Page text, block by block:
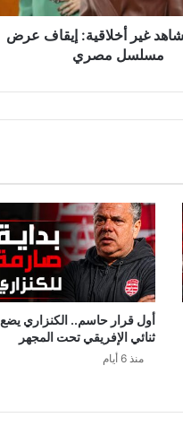
غير أخلاقية: إيقاف عرض
مسلسل مصري
أول قرار حاسم.. الكنزاري يضع
ثنائي الإفريقي تحت المجهر
منذ 6 أيام